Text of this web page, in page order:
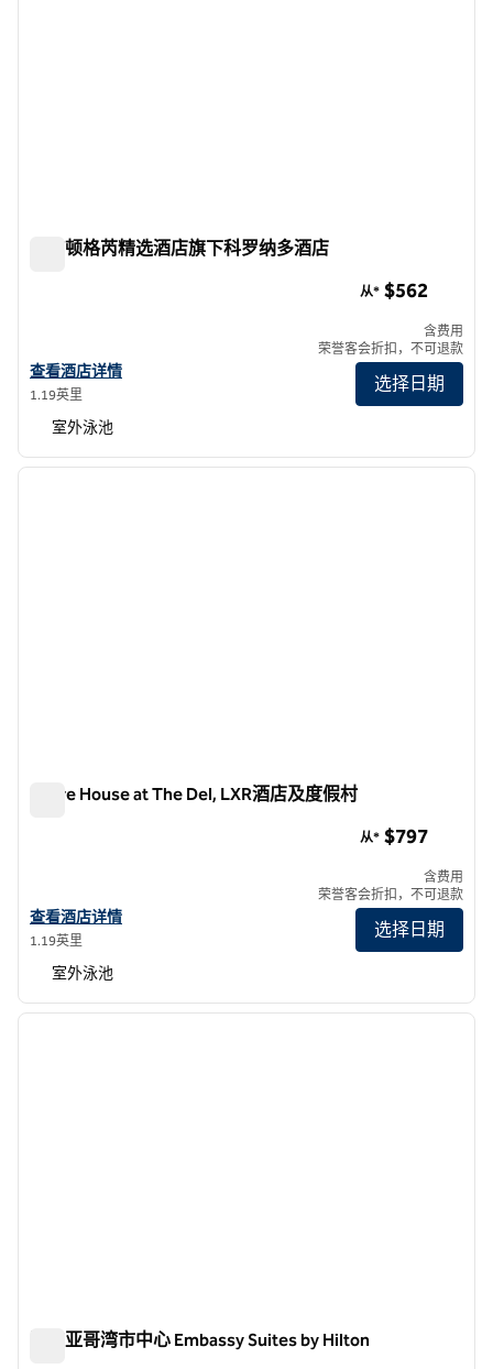
希尔顿格芮精选酒店旗下科罗纳多酒店
查看希尔顿格芮精选科罗纳多酒店的详细信息
查看酒店详情
1.19英里
从* $562
含费用
荣誉客会折扣，不可退款
选择日期
室外泳池
1/11
下一
Shore House at The Del, LXR酒店及度假村
查看LXR酒店及度假村的Shore House at The Del的详细信息
查看酒店详情
1.19英里
从* $797
含费用
荣誉客会折扣，不可退款
选择日期
室外泳池
1/12
下一
圣地亚哥湾市中心 Embassy Suites by Hilton